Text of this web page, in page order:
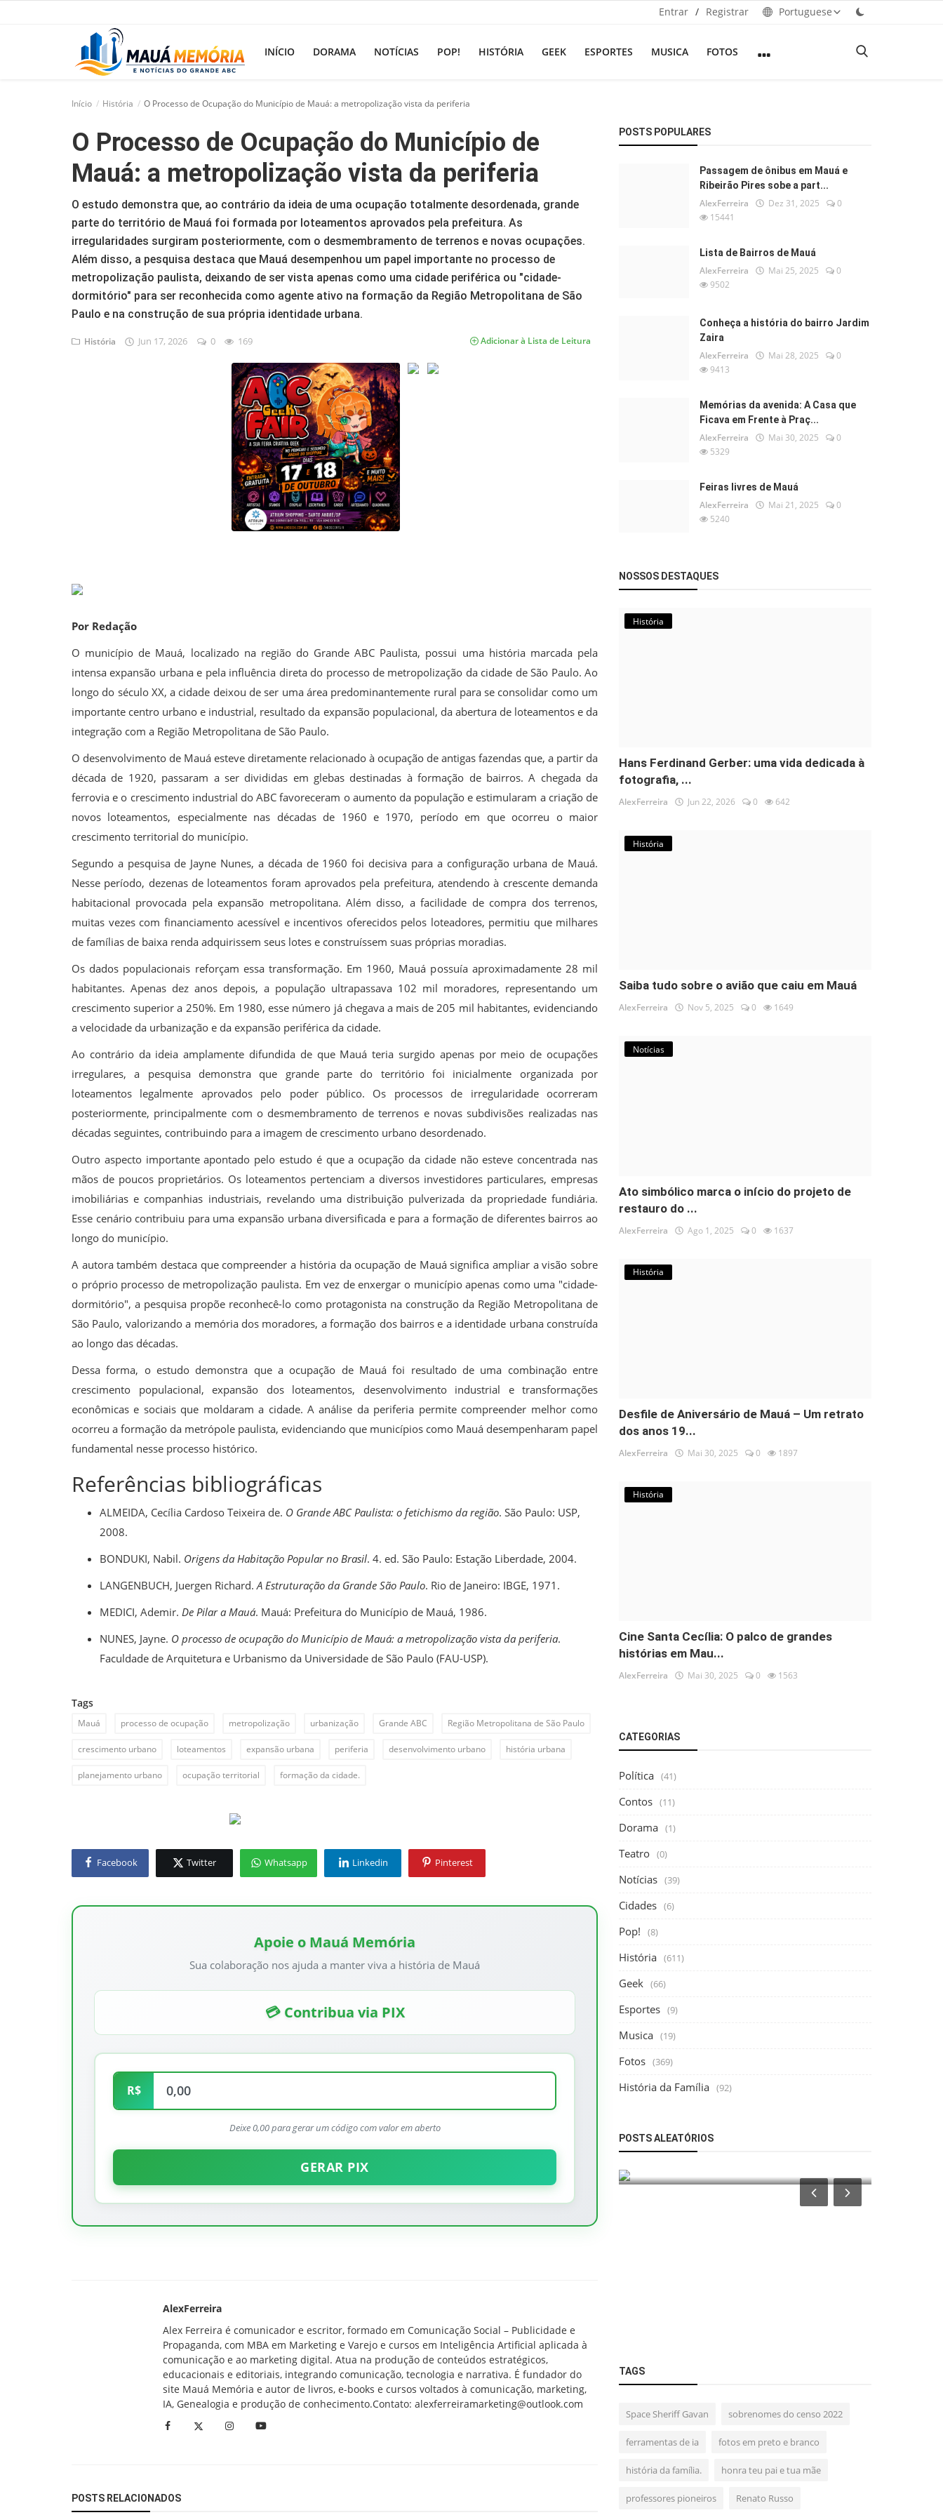
Entrar / Registrar Portuguese
INÍCIO DORAMA NOTÍCIAS POP! HISTÓRIA GEEK ESPORTES MUSICA FOTOS
Início História O Processo de Ocupação do Município de Mauá: a metropolização vista da periferia
O Processo de Ocupação do Município de
Mauá: a metropolização vista da periferia
O estudo demonstra que, ao contrário da ideia de uma ocupação totalmente desordenada, grande
parte do território de Mauá foi formada por loteamentos aprovados pela prefeitura. As
irregularidades surgiram posteriormente, com o desmembramento de terrenos e novas ocupações.
Além disso, a pesquisa destaca que Mauá desempenhou um papel importante no processo de
metropolização paulista, deixando de ser vista apenas como uma cidade periférica ou "cidade-
dormitório" para ser reconhecida como agente ativo na formação da Região Metropolitana de São
Paulo e na construção de sua própria identidade urbana.
História Jun 17, 2026 0 169 Adicionar à Lista de Leitura
Por Redação
O município de Mauá, localizado na região do Grande ABC Paulista, possui uma história marcada pela
intensa expansão urbana e pela influência direta do processo de metropolização da cidade de São Paulo. Ao
longo do século XX, a cidade deixou de ser uma área predominantemente rural para se consolidar como um
importante centro urbano e industrial, resultado da expansão populacional, da abertura de loteamentos e da
integração com a Região Metropolitana de São Paulo.
O desenvolvimento de Mauá esteve diretamente relacionado à ocupação de antigas fazendas que, a partir da
década de 1920, passaram a ser divididas em glebas destinadas à formação de bairros. A chegada da
ferrovia e o crescimento industrial do ABC favoreceram o aumento da população e estimularam a criação de
novos loteamentos, especialmente nas décadas de 1960 e 1970, período em que ocorreu o maior
crescimento territorial do município.
Segundo a pesquisa de Jayne Nunes, a década de 1960 foi decisiva para a configuração urbana de Mauá.
Nesse período, dezenas de loteamentos foram aprovados pela prefeitura, atendendo à crescente demanda
habitacional provocada pela expansão metropolitana. Além disso, a facilidade de compra dos terrenos,
muitas vezes com financiamento acessível e incentivos oferecidos pelos loteadores, permitiu que milhares
de famílias de baixa renda adquirissem seus lotes e construíssem suas próprias moradias.
Os dados populacionais reforçam essa transformação. Em 1960, Mauá possuía aproximadamente 28 mil
habitantes. Apenas dez anos depois, a população ultrapassava 102 mil moradores, representando um
crescimento superior a 250%. Em 1980, esse número já chegava a mais de 205 mil habitantes, evidenciando
a velocidade da urbanização e da expansão periférica da cidade.
Ao contrário da ideia amplamente difundida de que Mauá teria surgido apenas por meio de ocupações
irregulares, a pesquisa demonstra que grande parte do território foi inicialmente organizada por
loteamentos legalmente aprovados pelo poder público. Os processos de irregularidade ocorreram
posteriormente, principalmente com o desmembramento de terrenos e novas subdivisões realizadas nas
décadas seguintes, contribuindo para a imagem de crescimento urbano desordenado.
Outro aspecto importante apontado pelo estudo é que a ocupação da cidade não esteve concentrada nas
mãos de poucos proprietários. Os loteamentos pertenciam a diversos investidores particulares, empresas
imobiliárias e companhias industriais, revelando uma distribuição pulverizada da propriedade fundiária.
Esse cenário contribuiu para uma expansão urbana diversificada e para a formação de diferentes bairros ao
longo do município.
A autora também destaca que compreender a história da ocupação de Mauá significa ampliar a visão sobre
o próprio processo de metropolização paulista. Em vez de enxergar o município apenas como uma "cidade-
dormitório", a pesquisa propõe reconhecê-lo como protagonista na construção da Região Metropolitana de
São Paulo, valorizando a memória dos moradores, a formação dos bairros e a identidade urbana construída
ao longo das décadas.
Dessa forma, o estudo demonstra que a ocupação de Mauá foi resultado de uma combinação entre
crescimento populacional, expansão dos loteamentos, desenvolvimento industrial e transformações
econômicas e sociais que moldaram a cidade. A análise da periferia permite compreender melhor como
ocorreu a formação da metrópole paulista, evidenciando que municípios como Mauá desempenharam papel
fundamental nesse processo histórico.
Referências bibliográficas
ALMEIDA, Cecília Cardoso Teixeira de. O Grande ABC Paulista: o fetichismo da região. São Paulo: USP,
2008.
BONDUKI, Nabil. Origens da Habitação Popular no Brasil. 4. ed. São Paulo: Estação Liberdade, 2004.
LANGENBUCH, Juergen Richard.A Estruturação da Grande São Paulo. Rio de Janeiro: IBGE, 1971.
MEDICI, Ademir. De Pilar a Mauá. Mauá: Prefeitura do Município de Mauá, 1986.
NUNES, Jayne. O processo de ocupação do Município de Mauá: a metropolização vista da periferia.
Faculdade de Arquitetura e Urbanismo da Universidade de São Paulo (FAU-USP).
Tags
Mauá processo de ocupação metropolização urbanização Grande ABC Região Metropolitana de São Paulo
crescimento urbano loteamentos expansão urbana periferia desenvolvimento urbano história urbana
planejamento urbano ocupação territorial formação da cidade.
Facebook Twitter Whatsapp Linkedin Pinterest
Apoie o Mauá Memória
Sua colaboração nos ajuda a manter viva a história de Mauá
💳 Contribua via PIX
R$
Deixe 0,00 para gerar um código com valor em aberto
GERAR PIX
AlexFerreira
Alex Ferreira é comunicador e escritor, formado em Comunicação Social – Publicidade e
Propaganda, com MBA em Marketing e Varejo e cursos em Inteligência Artificial aplicada à
comunicação e ao marketing digital. Atua na produção de conteúdos estratégicos,
educacionais e editoriais, integrando comunicação, tecnologia e narrativa. É fundador do
site Mauá Memória e autor de livros, e-books e cursos voltados à comunicação, marketing,
IA, Genealogia e produção de conhecimento.Contato: alexferreiramarketing@outlook.com
POSTS RELACIONADOS
POSTS POPULARES
Passagem de ônibus em Mauá e
Ribeirão Pires sobe a part...
AlexFerreira Dez 31, 2025
0
15441
Lista de Bairros de Mauá
AlexFerreira Mai 25, 2025
0
9502
Conheça a história do bairro Jardim
Zaira
AlexFerreira Mai 28, 2025
0
9413
Memórias da avenida: A Casa que
Ficava em Frente à Praç...
AlexFerreira Mai 30, 2025
0
5329
Feiras livres de Mauá
AlexFerreira Mai 21, 2025
0
5240
NOSSOS DESTAQUES
História
Hans Ferdinand Gerber: uma vida dedicada à
fotografia, ...
AlexFerreira Jun 22, 2026 0 642
História
Saiba tudo sobre o avião que caiu em Mauá
AlexFerreira Nov 5, 2025 0 1649
Notícias
Ato simbólico marca o início do projeto de
restauro do ...
AlexFerreira Ago 1, 2025 0 1637
História
Desfile de Aniversário de Mauá – Um retrato
dos anos 19...
AlexFerreira Mai 30, 2025 0 1897
História
Cine Santa Cecília: O palco de grandes
histórias em Mau...
AlexFerreira Mai 30, 2025 0 1563
CATEGORIAS
Política (41)
Contos (11)
Dorama (1)
Teatro (0)
Notícias (39)
Cidades (6)
Pop! (8)
História (611)
Geek (66)
Esportes (9)
Musica (19)
Fotos (369)
História da Família (92)
POSTS ALEATÓRIOS
Fotos raras: Barão de Mauá, 1971
Santo André: Antigo Haras Jaçatuba,
TAGS
Space Sheriff Gavan sobrenomes do censo 2022
ferramentas de ia fotos em preto e branco
história da família. honra teu pai e tua mãe
professores pioneiros Renato Russo